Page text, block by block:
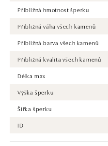
Přibližná hmotnost šperku
Přibližná váha všech kamenů
Přibližná barva všech kamenů
Přibližná kvalita všech kamenů
Délka max
Výška šperku
Šířka šperku
ID